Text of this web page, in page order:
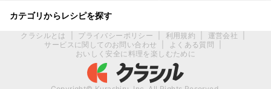
カテゴリからレシピを探す
クラシルとは プライバシーポリシー 利用規約 運営会社
サービスに関してのお問い合わせ
よくある質問
おいしく安全に料理を楽しむために